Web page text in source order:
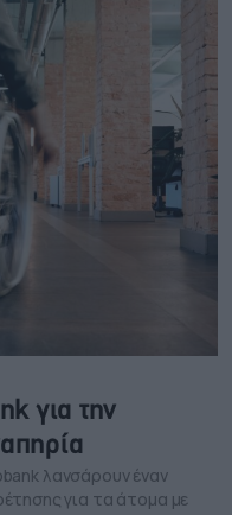
για την
λανσάρουν έναν
για τα άτομα με